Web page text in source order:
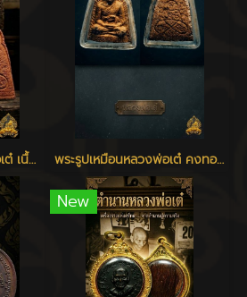
พระผงรูปเหมือนหลวงพ่อเต๋ เนื้อว่าน ปี 2506 - 2510 พระรูปเหมือนหลวงพ่อเต๋ คงทอง รุ่นแรก พิมพ์ใหญ่ เนื้อว่าน 108 วัดสามง่าม นครปฐม ปี 2507
New